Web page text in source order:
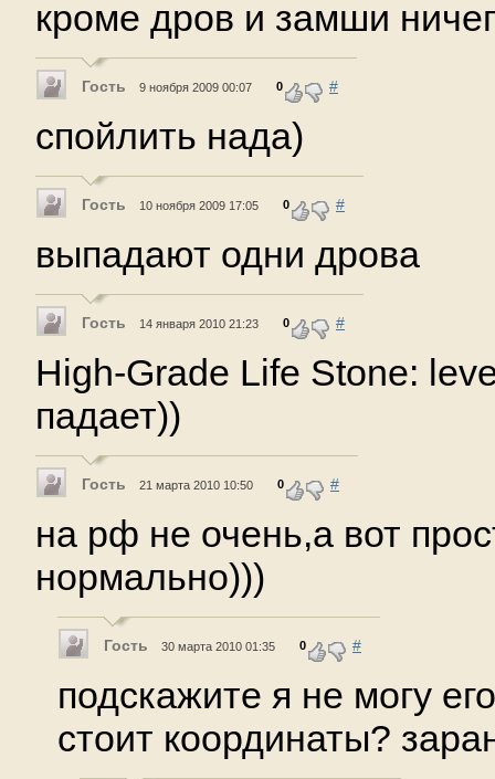
кроме дров и замши
Гость 9 ноября 2009 00:07 0 #
спойлить нада)
Гость 10 ноября 2009 17:05 0 #
выпадают одни дрова
Гость 14 января 2010 21:23 0 #
High-Grade Life Stone:
падает))
Гость 21 марта 2010 10:50 0 #
на рф не очень,а вот
нормально)))
Гость 30 марта 2010 01:35 0 #
подскажите я не могу
стоит координаты?